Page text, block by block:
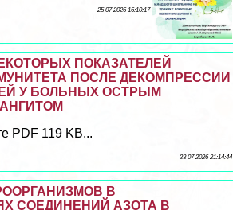
25 07 2026 16:10:17
ПОКАЗАТЕЛЕЙ
ПОСЛЕ ДЕКОМПРЕССИИ
У БОЛЬНЫХ ОСТРЫМ
PDF 119 KB...
23 07 2026 21:14:44
В
СОЕДИНЕНИЙ АЗОТА В